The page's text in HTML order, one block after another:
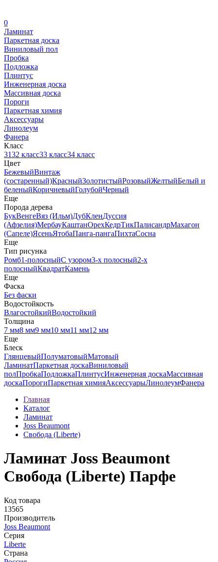
0
Ламинат
Паркетная доска
Виниловый пол
Пробка
Подложка
Плинтус
Инженерная доска
Массивная доска
Пороги
Паркетная химия
Аксессуары
Линолеум
Фанера
Класс
3132 класс33 класс34 класс
Цвет
БежевыйВинтаж
(состаренный)КрасныйЗолотистыйРозовыйЖелтыйБелый и
беленыйКоричневыйГолубойЧерный
Еще
Порода дерева
БукВенгеВяз (Ильм)ДубКленДуссия
(Афзелия)МербауКаштанОрехКедрТикПалисандрМахагон
(Сапеле)ЯсеньЯтобаПанга-пангаПихтаСосна
Еще
Тип рисунка
Ромб1-полосныйС узором3-х полосный2-х
полосныйКвадратКамень
Еще
Фаска
Без фаски
Водостойкость
ВлагостойкийВодостойкий
Толщина
7 мм8 мм9 мм10 мм11 мм12 мм
Еще
Блеск
ГлянцевыйПолуматовыйМатовый
ЛаминатПаркетная доскаВиниловый
полПробкаПодложкаПлинтусИнженерная доскаМассивная
доскаПорогиПаркетная химияАксессуарыЛинолеумФанера
Главная
Каталог
Ламинат
Joss Beaumont
Свобода (Liberte)
Ламинат Joss Beaumont
Свобода (Liberte) Парфе
Код товара
13565
Производитель
Joss Beaumont
Серия
Liberte
Страна